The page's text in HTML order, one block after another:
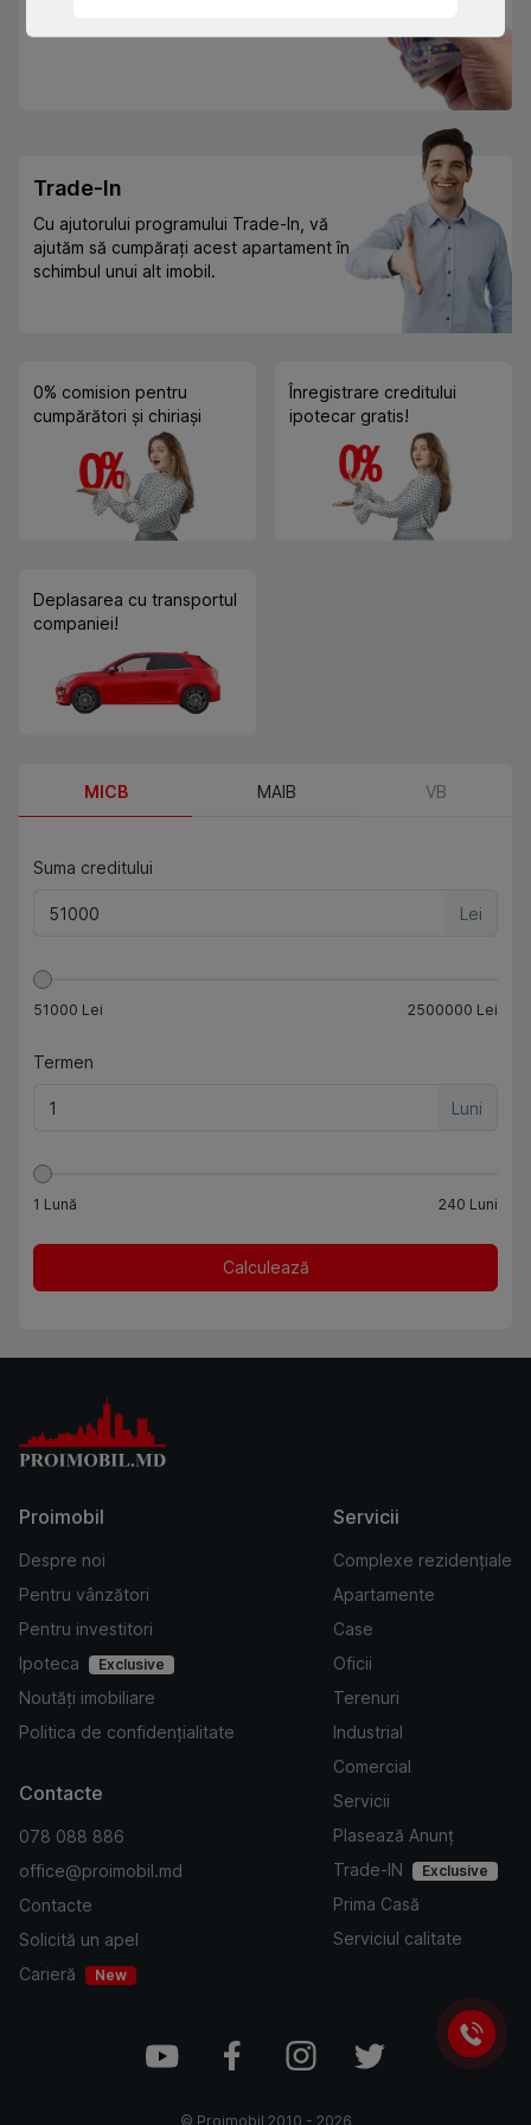
Trade-In
Cu ajutorului programului Trade-In, vă
ajutăm să cumpărați acest apartament în
schimbul unui alt imobil.
0% comision pentru
cumpărători și chiriași
Înregistrare creditului
ipotecar gratis!
Deplasarea cu transportul
companiei!
MICB MAIB VB
Suma creditului
Lei
51000 Lei 2500000 Lei
Termen
Luni
1 Lună 240 Luni
Calculează
Proimobil
Despre noi
Pentru vânzători
Pentru investitori
Ipoteca
Exclusive
Noutăți imobiliare
Politica de confidențialitate
Servicii
Complexe rezidențiale
Apartamente
Case
Oficii
Terenuri
Industrial
Comercial
Servicii
Plasează Anunț
Trade-IN
Exclusive
Prima Casă
Serviciul calitate
Contacte
078 088 886
office@proimobil.md
Contacte
Solicită un apel
Carieră
New
© Proimobil 2010 - 2026